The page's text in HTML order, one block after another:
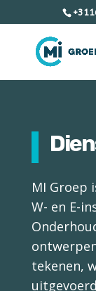
MI Groep
W- en E-
tekenen,